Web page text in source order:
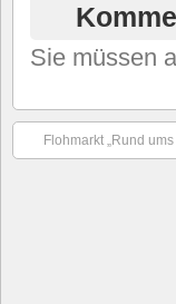
Sie müssen
Flohmarkt „Rund ums